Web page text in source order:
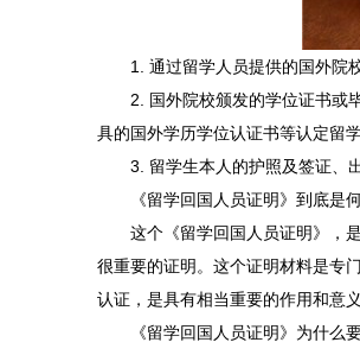
1. 通过留学人员提供的国外院校
2. 国外院校颁发的学位证书或毕
具的国外学历学位认证书等认定留
3. 留学生本人的护照及签证、出
《留学回国人员证明》到底是
这个《留学回国人员证明》，是
很重要的证明。这个证明材料是专
认证，是具有相当重要的作用和意
《留学回国人员证明》为什么要